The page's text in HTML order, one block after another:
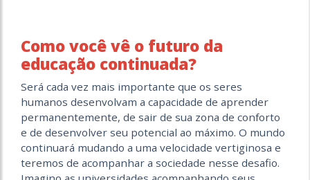
Como você vê o futuro da
educação continuada?
Será cada vez mais importante que os seres
humanos desenvolvam a capacidade de aprender
permanentemente, de sair de sua zona de conforto
e de desenvolver seu potencial ao máximo. O mundo
continuará mudando a uma velocidade vertiginosa e
teremos de acompanhar a sociedade nesse desafio.